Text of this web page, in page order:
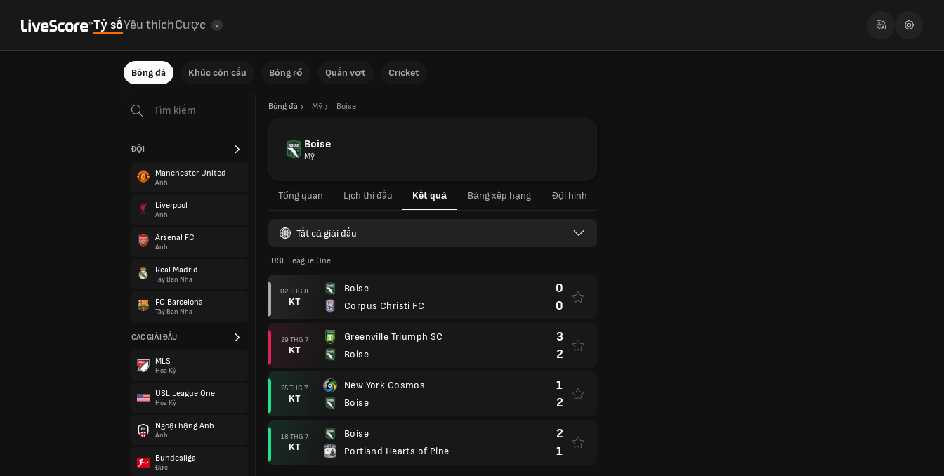
Tỷ sốYêu thíchCược
Bóng đá Khúc côn cầu Bóng rổ Quần vợt Cricket
ĐỘI
Manchester United
Anh
Liverpool
Anh
Arsenal FC
Anh
Real Madrid
Tây Ban Nha
FC Barcelona
Tây Ban Nha
CÁC GIẢI ĐẤU
MLS
Hoa Kỳ
USL League One
Hoa Kỳ
Ngoại hạng Anh
Anh
Bundesliga
Đức
Bóng đá Mỹ Boise
Boise
Mỹ
Tổng quan Lịch thi đấu Kết quả Bảng xếp hạng Đội hình
Tất cả giải đấu
USL League One
02 THG 8
KT
Boise
Corpus Christi FC
0
0
29 THG 7
KT
Greenville Triumph SC
Boise
3
2
25 THG 7
KT
New York Cosmos
Boise
1
2
18 THG 7
KT
Boise
Portland Hearts of Pine
2
1